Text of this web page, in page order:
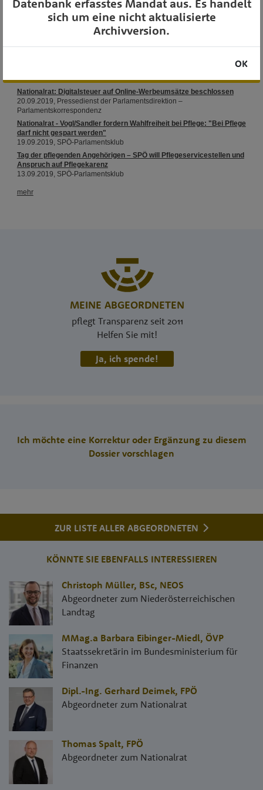
MEINE ABGEORDNETEN
pflegt Transparenz seit 2011
Helfen Sie mit!
Ja, ich spende!
Ich möchte eine Korrektur oder Ergänzung zu diesem
Dossier vorschlagen
ZUR LISTE ALLER ABGEORDNETEN
KÖNNTE SIE EBENFALLS INTERESSIEREN
Christoph Müller, BSc, NEOS
Abgeordneter zum Niederösterreichischen
Landtag
MMag.a Barbara Eibinger-Miedl, ÖVP
Staatssekretärin im Bundesministerium für
Finanzen
Dipl.-Ing. Gerhard Deimek, FPÖ
Abgeordneter zum Nationalrat
Thomas Spalt, FPÖ
Abgeordneter zum Nationalrat
Datenbank erfasstes Mandat aus. Es handelt
sich um eine nicht aktualisierte
Archivversion.
OK